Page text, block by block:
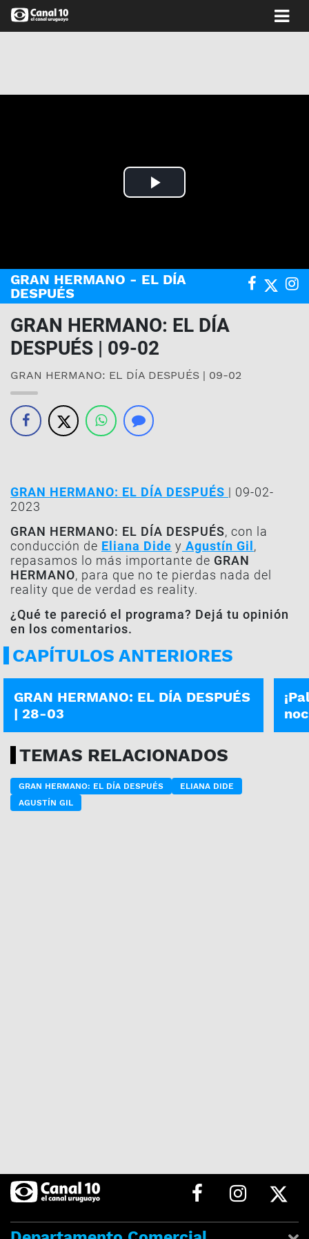
Play
GRAN HERMANO - EL DÍA
DESPUÉS
GRAN HERMANO: EL DÍA
DESPUÉS | 09-02
GRAN HERMANO: EL DÍA DESPUÉS | 09-02
GRAN HERMANO: EL DÍA DESPUÉS | 09-02-
2023
GRAN HERMANO: EL DÍA DESPUÉS, con la
conducción de Eliana Dide y Agustín Gil,
repasamos lo más importante de GRAN
HERMANO, para que no te pierdas nada del
reality que de verdad es reality.
¿Qué te pareció el programa? Dejá tu opinión
en los comentarios.
CAPÍTULOS ANTERIORES
GRAN HERMANO: EL DÍA DESPUÉS
GRAN HERMANO: EL DÍA DESPUÉS
| 28-03
TEMAS RELACIONADOS
GRAN HERMANO: EL DÍA DESPUÉS
ELIANA DIDE
AGUSTÍN GIL